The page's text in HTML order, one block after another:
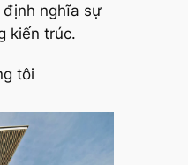
nghĩa sự
kiến trúc.
tôi